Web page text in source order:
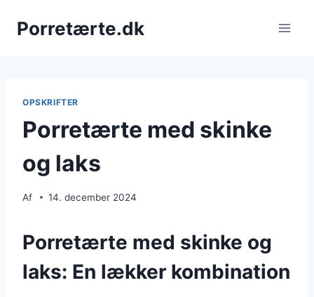
Porretærte.dk
OPSKRIFTER
Porretærte med skinke
og laks
Af 14. december 2024
Porretærte med skinke og
laks: En lækker kombination